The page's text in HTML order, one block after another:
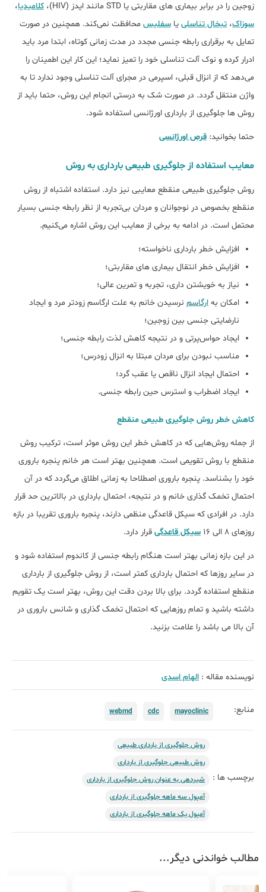
زوجین را در برابر بیماری های مقاربتی یا STD مانند ایدز (HIV)، کلامیدیا،
سوزاک، تبخال تناسلی یا سفلیس محافظت نمی‌کند. همچنین در صورت
تمایل به برقراری رابطه جنسی مجدد در مدت زمانی کوتاه، ابتدا مرد باید
ادرار کرده و نوک آلت تناسلی خود را تمیز نماید؛ این کار این اطمینان را
می‌دهد که از انزال قبلی، اسپرمی در مجرای آلت تناسلی وجود ندارد تا به
واژن منتقل گردد. در صورت شک به درستی انجام این روش، حتما باید از
روش ها جلوگیری از بارداری اورژانسی استفاده شود.
حتما بخوانید: قرص اورژانسی
معایب استفاده از جلوگیری طبیعی بارداری به روش
روش جلوگیری طبیعی منقطع معایبی نیز دارد. استفاده اشتباه از روش
منقطع بخصوص در نوجوانان و مردان بی‌تجربه از نظر رابطه جنسی بسیار
محتمل است. در ادامه به برخی از معایب این روش اشاره می‌کنیم.
افزایش خطر بارداری ناخواسته؛
افزایش خطر انتقال بیماری های مقاربتی؛
نیاز به خویشتن داری، تجربه و تمرین عالی؛
امکان به ارگاسم نرسیدن خانم به علت ارگاسم زودتر مرد و ایجاد
نارضایتی جنسی بین زوجین؛
ایجاد حواس‌‎پرتی و در نتیجه کاهش لذت رابطه جنسی؛
مناسب نبودن برای مردان مبتلا به انزال زودرس؛
احتمال ایجاد انزال ناقص یا عقب گرد؛
ایجاد اضطراب و استرس حین رابطه جنسی.
کاهش خطر روش جلوگیری طبیعی منقطع
از جمله روش‌هایی که در کاهش خطر این روش موثر است، ترکیب روش
منقطع با روش تقویمی است. همچنین بهتر است هر خانم پنجره باروری
خود را بشناسد. پنجره باروری اصطلاحا به زمانی اطلاق می‌گردد که در آن
احتمال تخمک گذاری خانم و در نتیجه، احتمال بارداری در بالاترین حد قرار
دارد. در افرادی که سیکل قاعدگی منظمی دارند، پنجره باروری تقریبا در بازه
روزهای 8 الی 16
سیکل قاعدگی قرار دارد.
در این بازه زمانی بهتر است هنگام رابطه جنسی از کاندوم استفاده شود و
در سایر روزها که احتمال بارداری کمتر است، از روش جلوگیری از بارداری
منقطع استفاده گردد. برای بالا بردن دقت این روش، بهتر است یک تقویم
داشته باشید و تمام روزهایی که احتمال تخمک گذاری و شانس باروری در
آن بالا می باشد را علامت بزنید.
نویسنده مقاله : الهام اسدی
منابع: mayoclinic
cdc
webmd
برچسب ها :
روش جلوگیری از بارداری طبیعی
روش طبیعی جلوگیری از بارداری
شیردهی به عنوان روش جلوگیری از بارداری
آمپول سه ماهه جلوگیری از بارداری
آمپول یک ماهه جلوگیری از بارداری
مطالب خواندنی دیگر...